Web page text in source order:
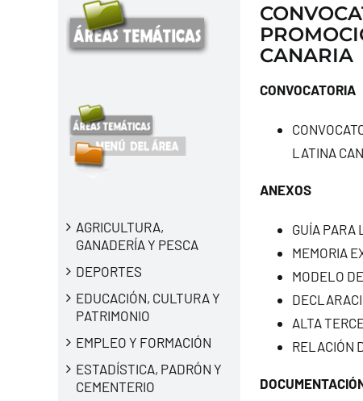
AGRICULTURA,
GANADERÍA Y PESCA
DEPORTES
EDUCACIÓN, CULTURA Y
PATRIMONIO
EMPLEO Y FORMACIÓN
ESTADÍSTICA, PADRÓN Y
CEMENTERIO
CANARIA
CONVOCATORIA
LATINA
ANEXOS
GUÍA PARA
MEMORIA
MODELO
ALTA
RELACIÓN